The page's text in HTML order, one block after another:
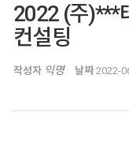
2022 (주)***
컨설팅
작성자 익명 날짜 2022-